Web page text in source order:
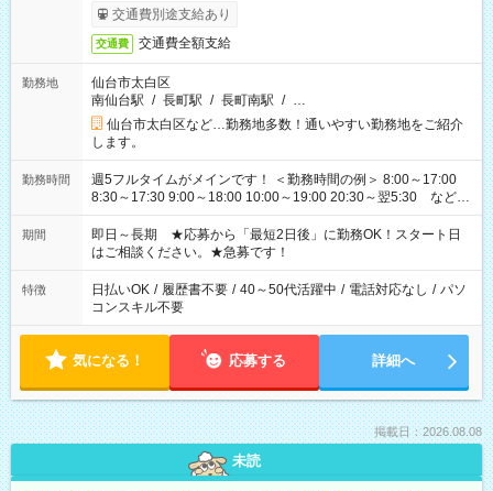
交通費別途支給あり
交通費 交通費全額支給
勤務地
仙台市太白区
南仙台駅 / 長町駅 / 長町南駅 / …
仙台市太白区など…勤務地多数！通いやすい勤務地をご紹介
します。
勤務時間
週5フルタイムがメインです！ ＜勤務時間の例＞ 8:00～17:00
8:30～17:30 9:00～18:00 10:00～19:00 20:30～翌5:30 など ★
その他にも勤務時間多数！ 日勤のみ、残業なし、交替制など
ご希望を教えてください！
期間
即日～長期 ★応募から「最短2日後」に勤務OK！スタート日
はご相談ください。★急募です！
特徴 日払いOK / 履歴書不要 / 40～50代活躍中 / 電話対応なし / パソ
コンスキル不要
気になる！ 応募する 詳細へ
掲載日：2026.08.08
未読